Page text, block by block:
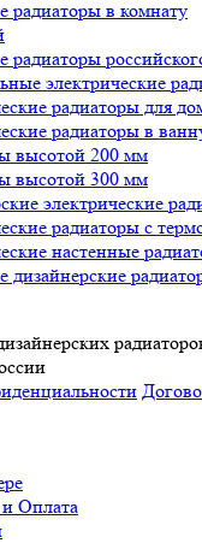
радиаторы в комнату
радиаторы
электрические
радиаторы для
радиаторы в
высотой 200 мм
высотой 300 мм
электрические
радиаторы с
настенные
дизайнерские
Оплата